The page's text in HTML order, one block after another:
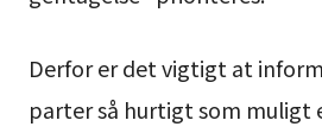
Derfor er det vigtigt at
parter så hurtigt som muligt